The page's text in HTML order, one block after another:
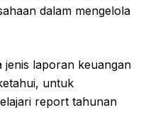
dalam mengelola
jenis laporan keuangan
untuk
report tahunan